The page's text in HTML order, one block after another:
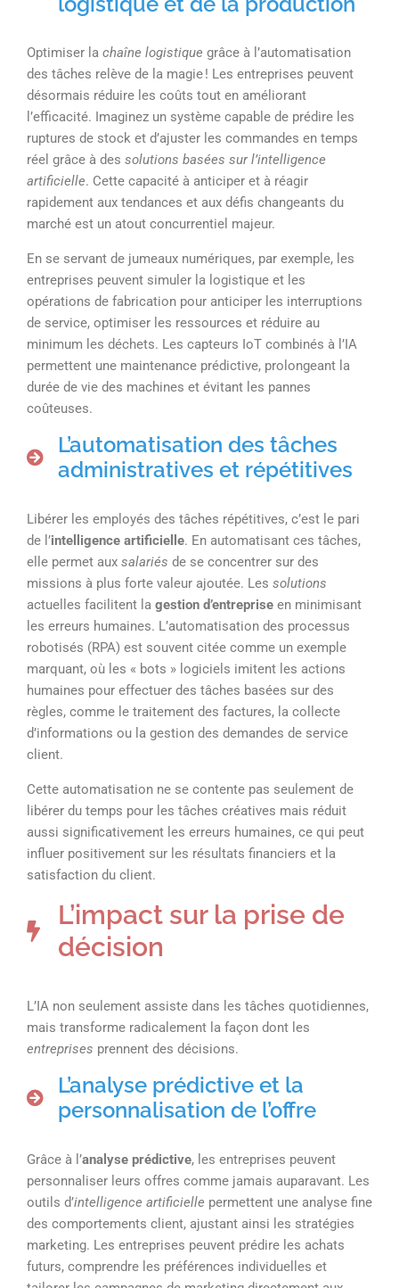
Optimiser la chaîne logistique grâce à l’automatisation
des tâches relève de la magie ! Les entreprises peuvent
désormais réduire les coûts tout en améliorant
l’efficacité. Imaginez un système capable de prédire les
ruptures de stock et d’ajuster les commandes en temps
réel grâce à des solutions basées sur l’intelligence
artificielle. Cette capacité à anticiper et à réagir
rapidement aux tendances et aux défis changeants du
marché est un atout concurrentiel majeur.
En se servant de jumeaux numériques, par exemple, les
entreprises peuvent simuler la logistique et les
opérations de fabrication pour anticiper les interruptions
de service, optimiser les ressources et réduire au
minimum les déchets. Les capteurs IoT combinés à l’IA
permettent une maintenance prédictive, prolongeant la
durée de vie des machines et évitant les pannes
coûteuses.
L’automatisation des tâches
administratives et répétitives
Libérer les employés des tâches répétitives, c’est le pari
de l’intelligence artificielle. En automatisant ces tâches,
elle permet aux salariés de se concentrer sur des
missions à plus forte valeur ajoutée. Les solutions
actuelles facilitent la gestion d’entreprise en minimisant
les erreurs humaines. L’automatisation des processus
robotisés (RPA) est souvent citée comme un exemple
marquant, où les « bots » logiciels imitent les actions
humaines pour effectuer des tâches basées sur des
règles, comme le traitement des factures, la collecte
d’informations ou la gestion des demandes de service
client.
Cette automatisation ne se contente pas seulement de
libérer du temps pour les tâches créatives mais réduit
aussi significativement les erreurs humaines, ce qui peut
influer positivement sur les résultats financiers et la
satisfaction du client.
L’impact sur la prise de
décision
L’IA non seulement assiste dans les tâches quotidiennes,
mais transforme radicalement la façon dont les
entreprises prennent des décisions.
L’analyse prédictive et la
personnalisation de l’offre
Grâce à l’analyse prédictive, les entreprises peuvent
personnaliser leurs offres comme jamais auparavant. Les
outils d’intelligence artificielle permettent une analyse fine
des comportements client, ajustant ainsi les stratégies
marketing. Les entreprises peuvent prédire les achats
futurs, comprendre les préférences individuelles et